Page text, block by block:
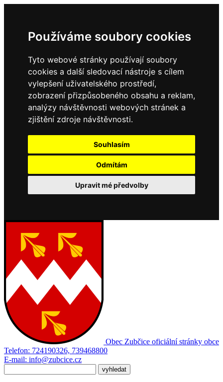
Používáme soubory cookies
Tyto webové stránky používají soubory
cookies a další sledovací nástroje s cílem
vylepšení uživatelského prostředí,
zobrazení přizpůsobeného obsahu a reklam,
analýzy návštěvnosti webových stránek a
zjištění zdroje návštěvnosti.
Souhlasím
Odmítám
Upravit mé předvolby
Obec Zubčice oficiální stránky obce
Telefon: 724190326, 739468800
E-mail: info@zubcice.cz